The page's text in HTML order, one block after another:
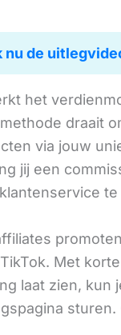
nu de
het
draait
via jouw
jij een
Met
laat zien, kun